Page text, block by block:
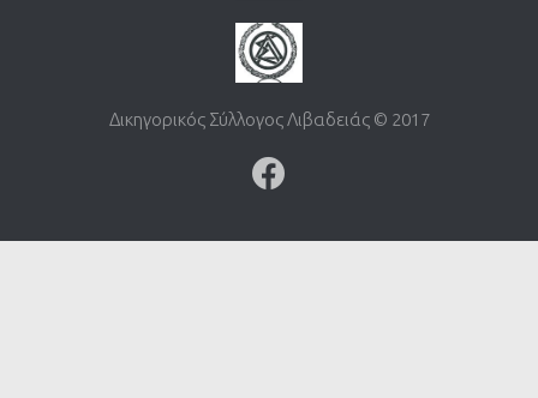
Δικηγορικός Σύλλογος Λιβαδειάς © 2017